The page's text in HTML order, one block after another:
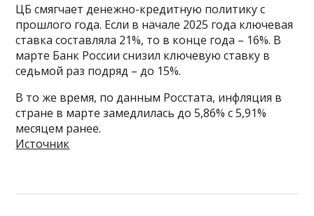
ЦБ смягчает денежно-кредитную политику с
прошлого года. Если в начале 2025 года ключевая
ставка составляла 21%, то в конце года – 16%. В
марте Банк России снизил ключевую ставку в
седьмой раз подряд – до 15%.
В то же время, по данным Росстата, инфляция в
стране в марте замедлилась до 5,86% с 5,91%
месяцем ранее.
Источник